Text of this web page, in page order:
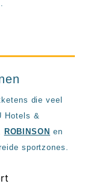
die veel
Hotels &
ROBINSON en
sportzones.